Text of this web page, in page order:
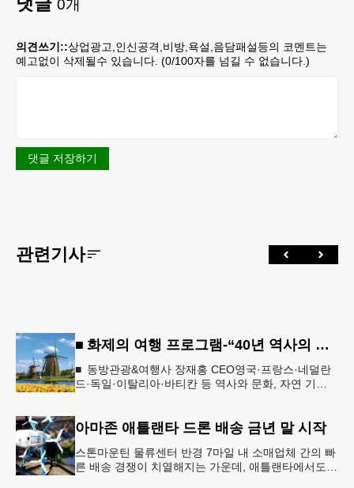
0개
의견쓰기::상업광고,인신공격,비방,욕설,음담패설등의 코멘트는
예고없이 삭제될수 있습니다. (0/100자를 넘길 수 없습니다.)
댓글 저장하기
관련기사
■ 화제의 여행 프로그램-“40년 역사의 신뢰… 서유럽 8개국 13일 대장정”
■ 동방관광&여행사 장재홍 CEO영국·프랑스·네덜란
드·독일·이탈리아·바티칸 등 역사와 문화, 자연 기
아마존 애틀랜타 드론 배송 금년 말 시작
스톤마운틴 물류센터 반경 7마일 내 소매업체 간의 빠
른 배송 경쟁이 치열해지는 가운데, 애틀랜타에서도